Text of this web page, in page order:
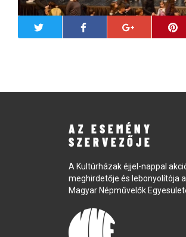
AZ ESEMÉNY
SZERVEZŐJE
A Kultúrházak éjjel-nappal
meghirdetője és lebonyolítója a
Magyar Népművelők